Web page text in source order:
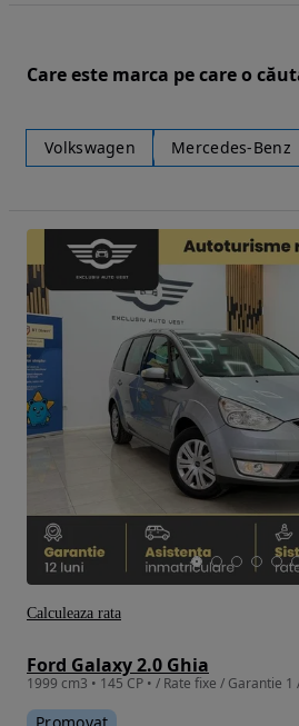
Care este marca pe care o
Volkswagen Mercedes-Benz
Ford Galaxy 2.0 Ghia
1999 cm3 • 145 CP • / Rate fixe / Garantie
Calculeaza rata